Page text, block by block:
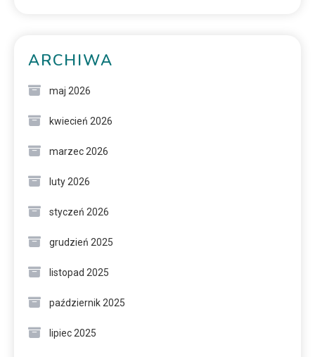
ARCHIWA
maj 2026
kwiecień 2026
marzec 2026
luty 2026
styczeń 2026
grudzień 2025
listopad 2025
październik 2025
lipiec 2025